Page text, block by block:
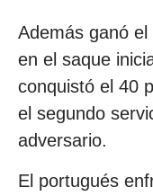
Además ganó
en el saque
conquistó el 40
el segundo
adversario.
El portugués